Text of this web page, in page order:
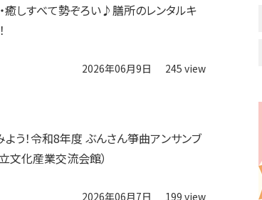
・癒しすべて勢ぞろい♪膳所のレンタルキ
2026年06月9日 245 view
う！令和8年度 ぶんさん箏曲アンサンブ
文化産業交流会館）
2026年06月7日 199 view